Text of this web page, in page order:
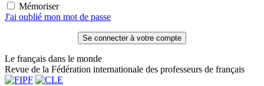
Mémoriser
J'ai oublié mon mot de passe
Le français dans le monde
Revue de la Fédération internationale des professeurs de français